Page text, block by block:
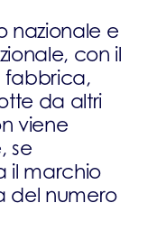
nazionale e
con il
fabbrica,
da altri
viene
se
il marchio
del numero